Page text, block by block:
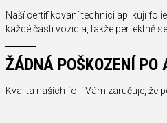
Naší certifikovaní technici aplikují
každé části vozidla, takže perfektně
ŽÁDNÁ POŠKOZENÍ PO
Kvalita naších folií Vám zaručuje, že